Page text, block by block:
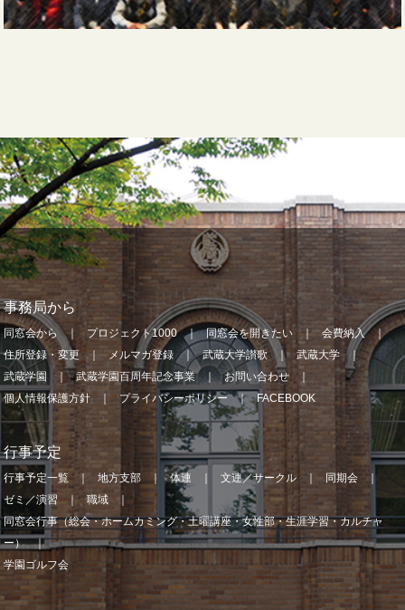
事務局から
同窓会から プロジェクト1000 同窓会を開きたい
会費納入
住所登録・変更
メルマガ登録 武蔵大学讃歌
武蔵大学
武蔵学園
武蔵学園百周年記念事業
お問い合わせ
個人情報保護方針
プライバシーポリシー FACEBOOK
行事予定
行事予定一覧 地方支部 体連 文連／サークル
同期会
ゼミ／演習
職域
同窓会行事（総会・ホームカミング・土曜講座・女性部・生涯学習・カルチャ
ー）
学園ゴルフ会